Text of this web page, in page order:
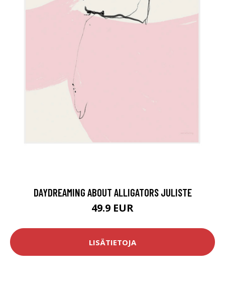
DAYDREAMING ABOUT ALLIGATORS JULISTE
49.9 EUR
LISÄTIETOJA